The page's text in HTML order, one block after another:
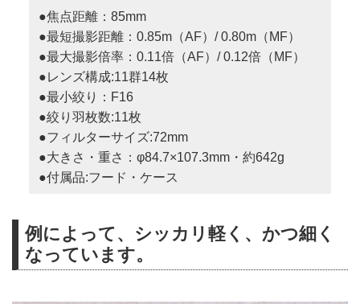
●焦点距離：85mm
●最短撮影距離：0.85m（AF）/ 0.80m（MF）
●最大撮影倍率：0.11倍（AF）/ 0.12倍（MF）
●レンズ構成:11群14枚
●最小絞り：F16
●絞り羽枚数:11枚
●フィルターサイズ:72mm
●大きさ・重さ：φ84.7×107.3mm・約642g
●付属品:フード・ケース
例によって、シッカリ軽く、かつ細く
なっています。